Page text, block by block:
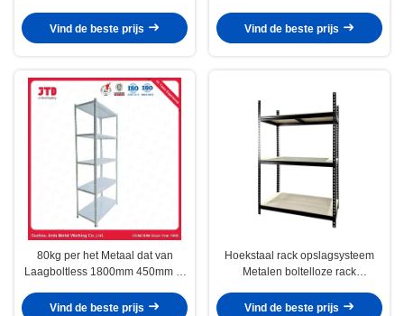
Vind de beste prijs
Vind de beste prijs
80kg per het Metaal dat van
Laagboltless 1800mm 450mm in
Vind de beste prijs
Hoekstaal rack opslagsysteem
Metalen boltelloze rack
Vind de beste prijs